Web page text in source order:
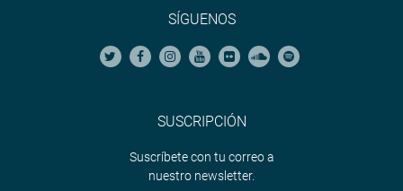
SÍGUENOS
SUSCRIPCIÓN
Suscríbete con tu correo a
nuestro newsletter.